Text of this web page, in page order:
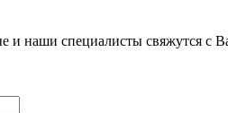
и наши специалисты свяжутся с